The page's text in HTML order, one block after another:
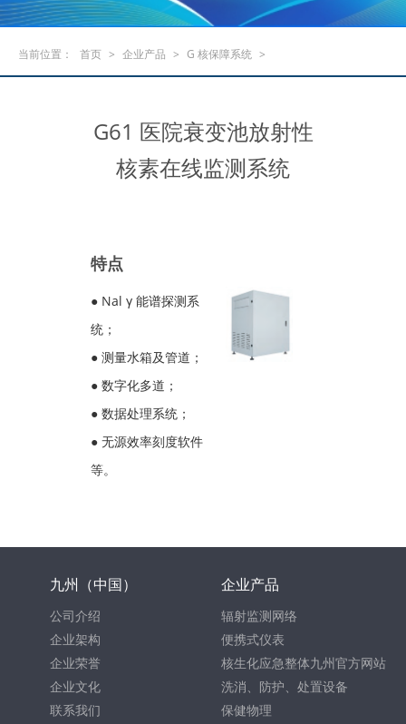
当前位置： 首页 > 企业产品 > G 核保障系统 >
G61 医院衰变池放射性
核素在线监测系统
特点
● Nal γ 能谱探测系
统；
● 测量水箱及管道；
● 数字化多道；
● 数据处理系统；
● 无源效率刻度软件
等。
九州（中国）
公司介绍
企业架构
企业荣誉
企业文化
联系我们
企业产品
辐射监测网络
便携式仪表
核生化应急整体九州官方网站
洗消、防护、处置设备
保健物理